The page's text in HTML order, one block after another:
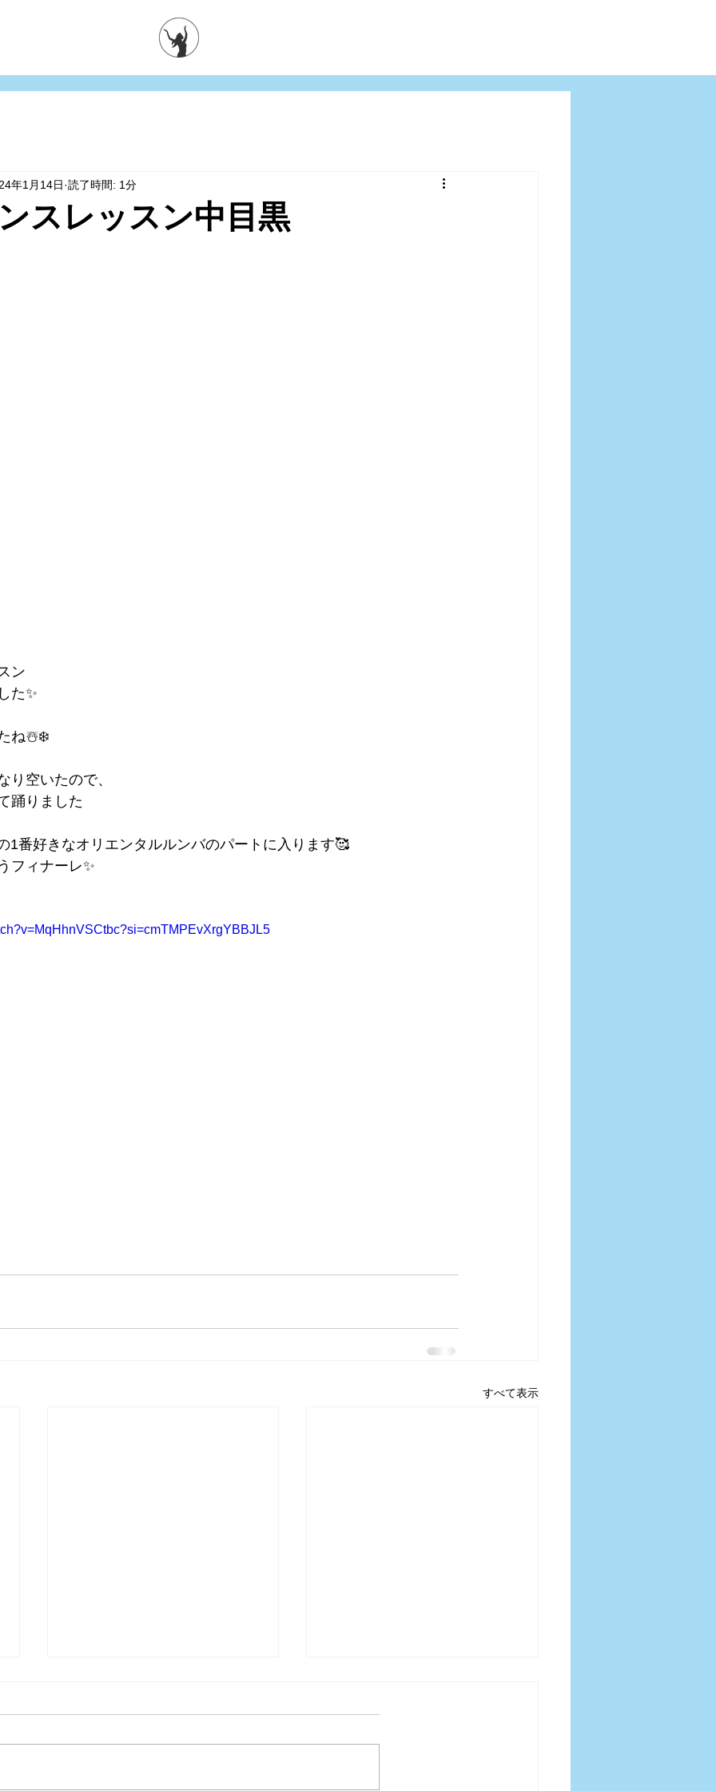
スレッスン中目黒
年1月14日 読了時間: 1分
ン
た✨
ね☃️❄️
り空いたので、
踊りました
1番好きなオリエンタルルンバのパートに入ります🥰
フィナーレ✨
すべて表示